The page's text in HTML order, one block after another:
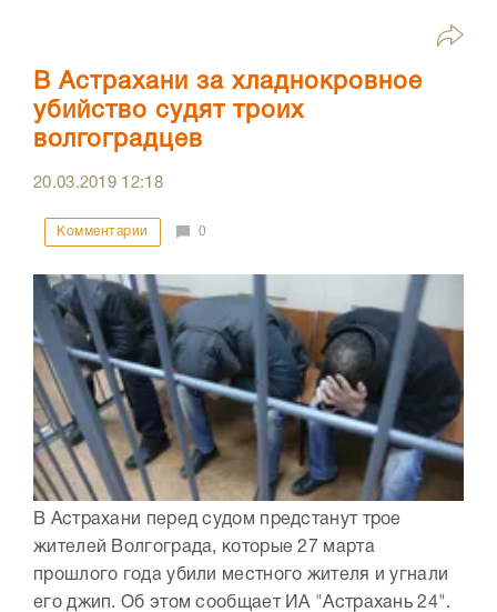
В Астрахани за хладнокровное
убийство судят троих
волгоградцев
20.03.2019 12:18
Комментарии 0
В Астрахани перед судом предстанут трое
жителей Волгограда, которые 27 марта
прошлого года убили местного жителя и угнали
его джип. Об этом сообщает ИА "Астрахань 24".